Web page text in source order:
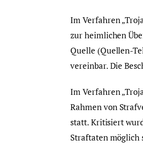
Im Verfahren
zur heimlichen
Quelle (Quellen-
vereinbar. Die
Im Verfahren
Rahmen von
statt. Kritisiert
Straftaten möglich